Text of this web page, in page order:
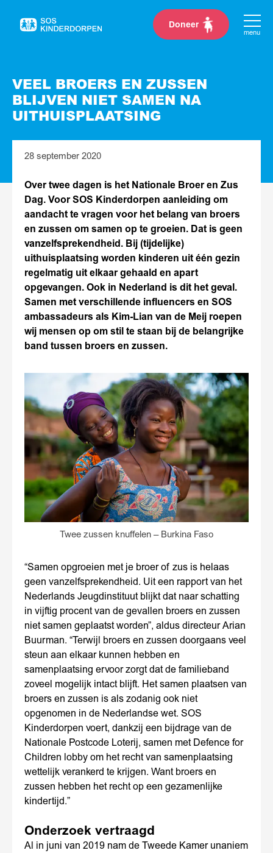
Naar
Doneer
menu
VEEL BROERS EN ZUSSEN
BLIJVEN NIET SAMEN NA
UITHUISPLAATSING
28 september 2020
Over twee dagen is het Nationale Broer en Zus
Dag. Voor SOS Kinderdorpen aanleiding om
aandacht te vragen voor het belang van broers
en zussen om samen op te groeien. Dat is geen
vanzelfsprekendheid. Bij (tijdelijke)
uithuisplaatsing worden kinderen uit één gezin
regelmatig uit elkaar gehaald en apart
opgevangen. Ook in Nederland is dit het geval.
Samen met verschillende influencers en SOS
ambassadeurs als Kim-Lian van de Meij roepen
wij mensen op om stil te staan bij de belangrijke
band tussen broers en zussen.
Twee zussen knuffelen – Burkina Faso
“Samen opgroeien met je broer of zus is helaas
geen vanzelfsprekendheid. Uit een rapport van het
Nederlands Jeugdinstituut blijkt dat naar schatting
in vijftig procent van de gevallen broers en zussen
niet samen geplaatst worden”, aldus directeur Arian
Buurman. “Terwijl broers en zussen doorgaans veel
steun aan elkaar kunnen hebben en
samenplaatsing ervoor zorgt dat de familieband
zoveel mogelijk intact blijft. Het samen plaatsen van
broers en zussen is als zodanig ook niet
opgenomen in de Nederlandse wet. SOS
Kinderdorpen voert, dankzij een bijdrage van de
Nationale Postcode Loterij, samen met Defence for
Children lobby om het recht van samenplaatsing
wettelijk verankerd te krijgen. Want broers en
zussen hebben het recht op een gezamenlijke
kindertijd.”
Onderzoek vertraagd
Al in juni van 2019 nam de Tweede Kamer unaniem